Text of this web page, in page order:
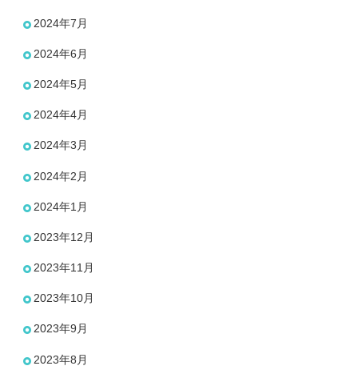
2024年7月
2024年6月
2024年5月
2024年4月
2024年3月
2024年2月
2024年1月
2023年12月
2023年11月
2023年10月
2023年9月
2023年8月